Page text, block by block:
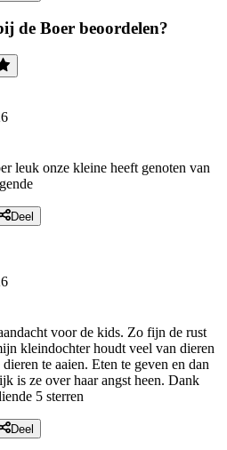
de Boer beoordelen?
leuk onze kleine heeft genoten van
Deel
voor de kids. Zo fijn de rust
kleindochter houdt veel van dieren
te aaien. Eten te geven en dan
is ze over haar angst heen. Dank
5 sterren
Deel